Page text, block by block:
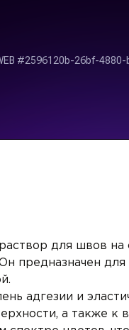
для швов
предназначен
адгезии и
а также к